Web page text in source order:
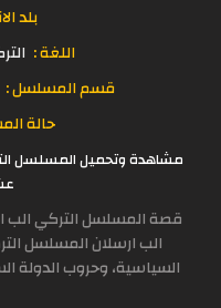
بلد
اللغة :
قسم المسلسل :
حالة
قصة المسلسل التركي الب
الب ارسلان المسلسل
السياسية، وحروب الدولة